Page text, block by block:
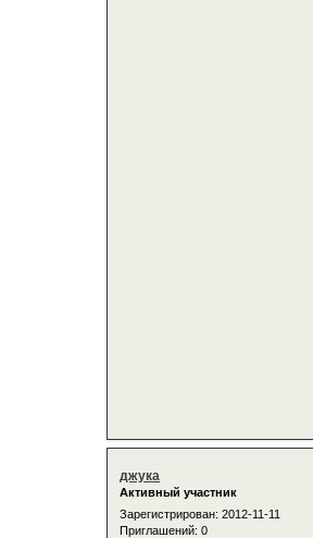
джука
Активный участник
Зарегистрирован: 2012-11-11
Приглашений: 0